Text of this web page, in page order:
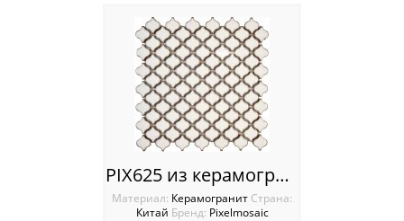
PIX625 из керамогранита, чип 35х40 мм, сетка 295х295х7 мм
Материал: Керамогранит Cтрана:
Китай Бренд: Pixelmosaic